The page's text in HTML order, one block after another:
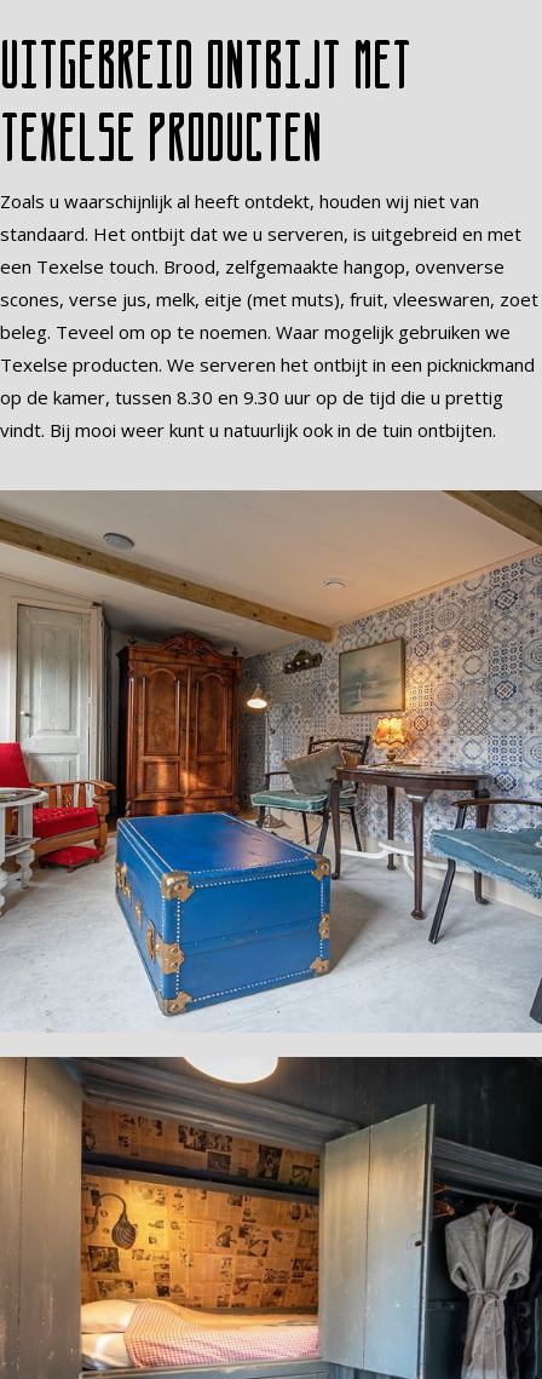
Uitgebreid ontbijt met
Texelse producten
Zoals u waarschijnlijk al heeft ontdekt, houden wij niet van
standaard. Het ontbijt dat we u serveren, is uitgebreid en met
een Texelse touch. Brood, zelfgemaakte hangop, ovenverse
scones, verse jus, melk, eitje (met muts), fruit, vleeswaren, zoet
beleg. Teveel om op te noemen. Waar mogelijk gebruiken we
Texelse producten. We serveren het ontbijt in een picknickmand
op de kamer, tussen 8.30 en 9.30 uur op de tijd die u prettig
vindt. Bij mooi weer kunt u natuurlijk ook in de tuin ontbijten.